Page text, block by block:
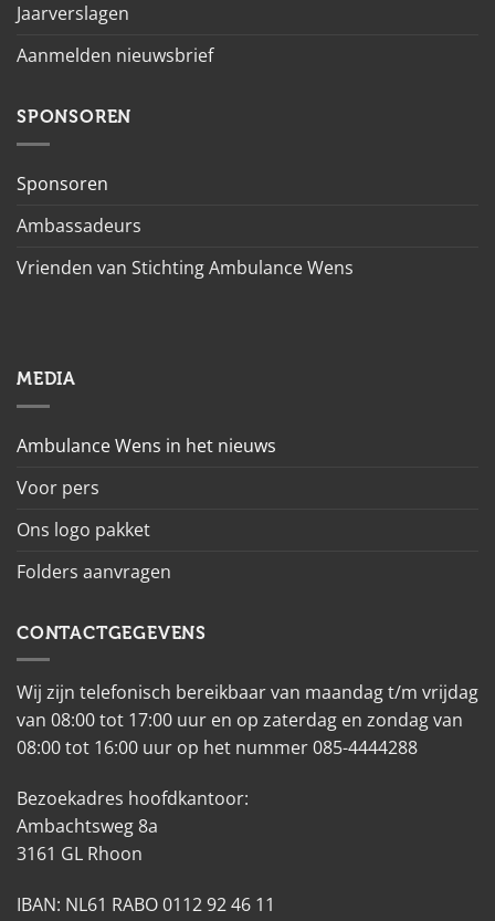
Jaarverslagen
Aanmelden nieuwsbrief
SPONSOREN
Sponsoren
Ambassadeurs
Vrienden van Stichting Ambulance Wens
MEDIA
Ambulance Wens in het nieuws
Voor pers
Ons logo pakket
Folders aanvragen
CONTACTGEGEVENS
Wij zijn telefonisch bereikbaar van maandag t/m vrijdag
van 08:00 tot 17:00 uur en op zaterdag en zondag van
08:00 tot 16:00 uur op het nummer 085-4444288
Bezoekadres hoofdkantoor:
Ambachtsweg 8a
3161 GL Rhoon
IBAN: NL61 RABO 0112 92 46 11